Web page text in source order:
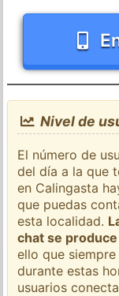
Nivel de
El número de
del día a la que
en Calingasta
que puedas
esta localidad.
chat se
ello que
durante estas
usuarios